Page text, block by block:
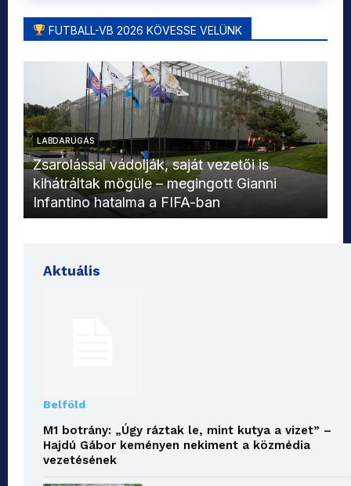
FUTBALL-VB 2026 KÖVESSE VELÜNK
LABDARÚGÁS
Zsarolással vádolják, saját vezetői is
kihátráltak mögüle – megingott Gianni
Infantino hatalma a FIFA-ban
Aktuális
Belföld
M1 botrány: „Úgy ráztak le, mint kutya a vizet” –
Hajdú Gábor keményen nekiment a közmédia
vezetésének